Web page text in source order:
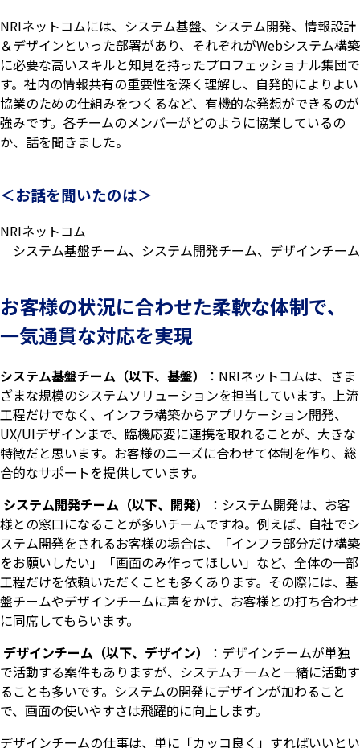
NRIネットコムには、システム基盤、システム開発、情報設計
＆デザインといった部署があり、それぞれがWebシステム構築
に必要な高いスキルと知見を持ったプロフェッショナル集団で
す。社内の情報共有の重要性を深く理解し、自発的によりよい
協業のための仕組みをつくるなど、有機的な発想ができるのが
強みです。各チームのメンバーがどのように協業しているの
か、話を聞きました。
＜お話を聞いたのは＞
NRIネットコム
システム基盤チーム、システム開発チーム、デザインチーム
お客様の状況に合わせた柔軟な体制で、
一気通貫な対応を実現
システム基盤チーム（以下、基盤）
：NRIネットコムは、さま
ざまな規模のシステムソリューションを担当しています。上流
工程だけでなく、インフラ構築からアプリケーション開発、
UX/UIデザインまで、臨機応変に連携を取れることが、大きな
特徴だと思います。お客様のニーズに合わせて体制を作り、総
合的なサポートを提供しています。
システム開発チーム（以下、開発）
：システム開発は、お客
様との窓口になることが多いチームですね。例えば、自社でシ
ステム開発をされるお客様の場合は、「インフラ部分だけ構築
をお願いしたい」「画面のみ作ってほしい」など、全体の一部
工程だけを依頼いただくことも多くあります。その際には、基
盤チームやデザインチームに声をかけ、お客様との打ち合わせ
に同席してもらいます。
デザインチーム（以下、デザイン）
：デザインチームが単独
で活動する案件もありますが、システムチームと一緒に活動す
ることも多いです。システムの開発にデザインが加わること
で、画面の使いやすさは飛躍的に向上します。
デザインチームの仕事は、単に「カッコ良く」すればいいとい